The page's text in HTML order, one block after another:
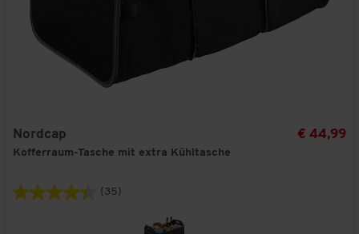
Nordcap
Kofferraum-Tasche mit extra Kühltasche
€ 44,99
(35)